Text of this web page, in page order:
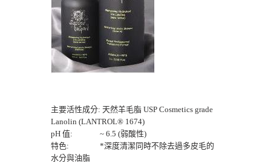
主要活性成分: 天然羊毛脂 USP Cosmetics grade
Lanolin (LANTROL® 1674)
pH 值: ~ 6.5 (弱酸性)
特色: *深度清潔同時不除去過多皮毛的
水分與油脂